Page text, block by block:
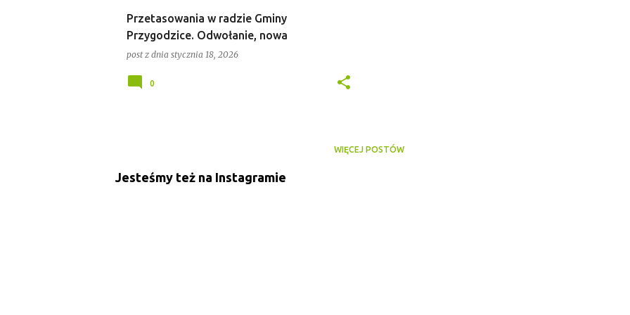
Przetasowania w radzie Gminy
Przygodzice. Odwołanie, nowa
przewodnicząca i uchwalony budżet.
post z dnia stycznia 18, 2026
0
WIĘCEJ POSTÓW
Jesteśmy też na Instagramie